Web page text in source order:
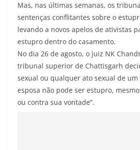
Mas, nas últimas semanas, os
sentenças conflitantes sobre o
levando a novos apelos de ativistas
estupro dentro do casamento.
No dia 26 de agosto, o juiz NK
tribunal superior de Chattisgarh
sexual ou qualquer ato sexual de
esposa não pode ser estupro,
ou contra sua vontade”.